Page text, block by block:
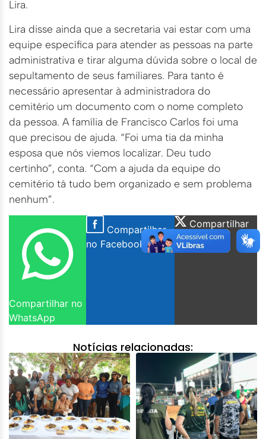
Lira.
Lira disse ainda que a secretaria vai estar com uma
equipe específica para atender as pessoas na parte
administrativa e tirar alguma dúvida sobre o local de
sepultamento de seus familiares. Para tanto é
necessário apresentar à administradora do
cemitério um documento com o nome completo
da pessoa. A família de Francisco Carlos foi uma
que precisou de ajuda. “Foi uma tia da minha
esposa que nós viemos localizar. Deu tudo
certinho”, conta. “Com a ajuda da equipe do
cemitério tá tudo bem organizado e sem problema
nenhum”.
Compartilhar no
WhatsApp
Compartilhar
no Facebook
Compartilhar
no X Twitter
Notícias relacionadas: